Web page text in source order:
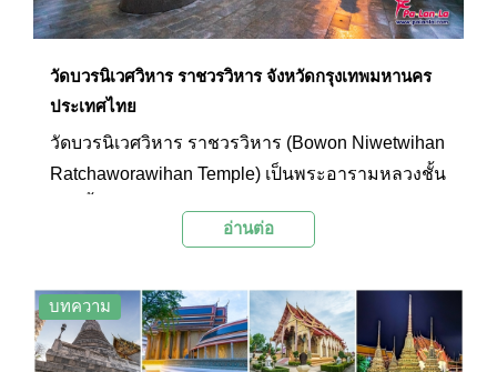
วัดบวรนิเวศวิหาร ราชวรวิหาร จังหวัดกรุงเทพมหานคร
ประเทศไทย
วัดบวรนิเวศวิหาร ราชวรวิหาร (Bowon Niwetwihan
Ratchaworawihan Temple) เป็นพระอารามหลวงชั้น
พระนคร จังหวัดกรุงเทพมหานคร มีความสำคัญกับ
พระมหากษัตริย์ที่เสด็จออกทรงผนวชทุกพระองค์
รวมทั้งมีส่วนประกอบทางสถาปัตยกรรมที่มีคุณค่า
ทางประวัติศาสตร์
อ่านต่อ
บทความ